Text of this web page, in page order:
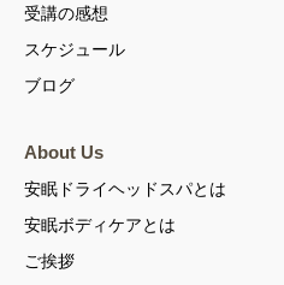
受講の感想
スケジュール
ブログ
About Us
安眠ドライヘッドスパとは
安眠ボディケアとは
ご挨拶